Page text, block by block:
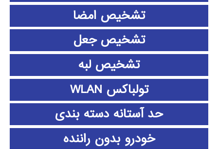
تشخیص امضا
تشخیص جعل
تشخیص لبه
تولباکس WLAN
حد آستانه دسته بندی
خودرو بدون راننده